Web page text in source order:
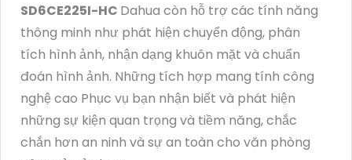
SD6CE225I-HC Dahua còn hỗ trợ các tính năng
thông minh như phát hiện chuyển động, phân
tích hình ảnh, nhận dạng khuôn mặt và chuẩn
đoán hình ảnh. Những tích hợp mang tính công
nghệ cao Phục vụ bạn nhận biết và phát hiện
những sự kiện quan trọng và tiềm năng, chắc
chắn hơn an ninh và sự an toàn cho văn phòng